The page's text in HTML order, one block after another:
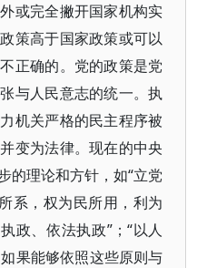
或完全撇开国家机构实
策高于国家政策或可以
正确的。党的政策是党
与人民意志的统一。执
机关严格的民主程序被
变为法律。现在的中央
的理论和方针，如“立党
系，权为民所用，利为
政、依法执政”；“以人
果能够依照这些原则与